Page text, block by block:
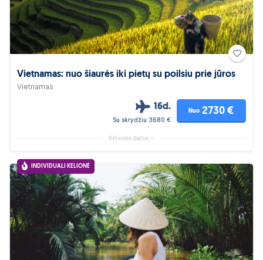
Vietnamas: nuo šiaurės iki pietų su poilsiu prie jūros
Vietnamas
16d.
Su skrydžiu 3680 €
Nuo 2730 €
Kelionės datos
INDIVIDUALI KELIONĖ